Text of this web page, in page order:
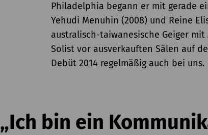
Philadelphia begann er mit gerade
Yehudi Menuhin (2008) und Reine
australisch-taiwanesische Geiger
Solist vor ausverkauften Sälen auf
Debüt 2014 regelmäßig auch bei uns.
„Ich bin ein